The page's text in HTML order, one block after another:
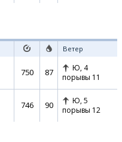
Ветер
750 87 Ю, 4
порывы 11
746 90 Ю, 5
порывы 12